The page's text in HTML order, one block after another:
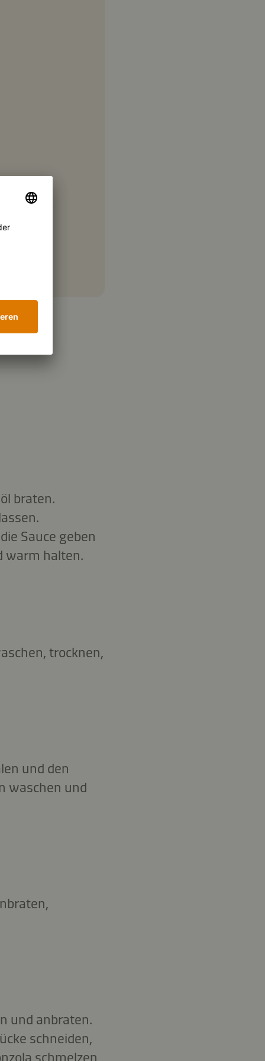
braten.
Sauce geben
warm halten.
trocknen,
und den
waschen und
und anbraten.
schneiden,
schmelzen